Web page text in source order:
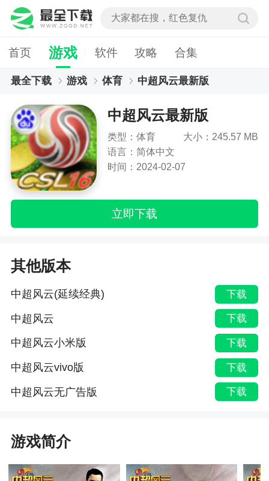
首页 游戏 软件 攻略 合集
最全下载 游戏 体育 中超风云最新版
中超风云最新版
类型：体育
大小：245.57 MB
语言：简体中文
时间：2024-02-07
立即下载
其他版本
中超风云(延续经典) 下载
中超风云 下载
中超风云小米版 下载
中超风云vivo版 下载
中超风云无广告版 下载
游戏简介